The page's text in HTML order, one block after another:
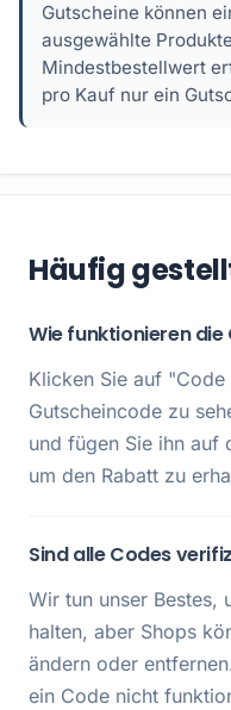
Gutscheine können
ausgewählte
Mindestbestellwert
pro Kauf nur ein
Häufig
Wie funktionieren die
Klicken Sie auf
Gutscheincode zu
und fügen Sie ihn auf
um den Rabatt zu
Sind alle Codes
Wir tun unser Bestes,
halten, aber Shops
ändern oder
ein Code nicht